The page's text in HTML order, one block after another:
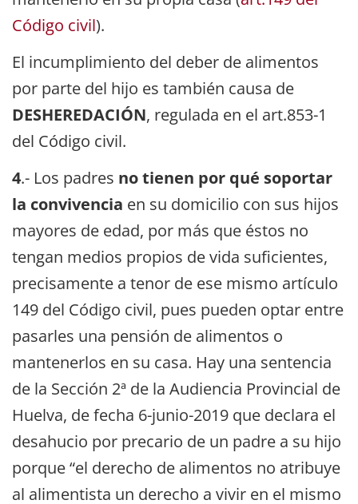
Código civil).
El incumplimiento del deber de alimentos
por parte del hijo es también causa de
DESHEREDACIÓN, regulada en el art.853-1
del Código civil.
4.- Los padres no tienen por qué soportar
la convivencia en su domicilio con sus hijos
mayores de edad, por más que éstos no
tengan medios propios de vida suficientes,
precisamente a tenor de ese mismo artículo
149 del Código civil, pues pueden optar entre
pasarles una pensión de alimentos o
mantenerlos en su casa. Hay una sentencia
de la Sección 2ª de la Audiencia Provincial de
Huelva, de fecha 6-junio-2019 que declara el
desahucio por precario de un padre a su hijo
porque “el derecho de alimentos no atribuye
al alimentista un derecho a vivir en el mismo